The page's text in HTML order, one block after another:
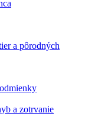
a pôrodných
a zotrvanie